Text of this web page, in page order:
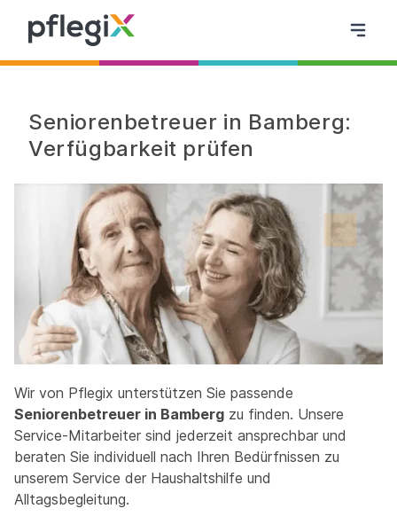
Seniorenbetreuer in Bamberg:
Verfügbarkeit prüfen
Wir von Pflegix unterstützen Sie passende
Seniorenbetreuer in Bamberg zu finden. Unsere
Service-Mitarbeiter sind jederzeit ansprechbar und
beraten Sie individuell nach Ihren Bedürfnissen zu
unserem Service der Haushaltshilfe und
Alltagsbegleitung.